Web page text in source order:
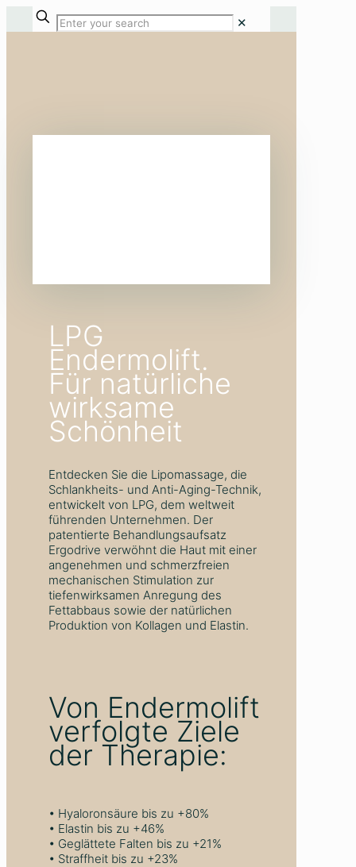
✕
LPG
Endermolift.
Für natürliche
wirksame
Schönheit
Entdecken Sie die Lipomassage, die
Schlankheits- und Anti-Aging-Technik,
entwickelt von LPG, dem weltweit
führenden Unternehmen. Der
patentierte Behandlungsaufsatz
Ergodrive verwöhnt die Haut mit einer
angenehmen und schmerzfreien
mechanischen Stimulation zur
tiefenwirksamen Anregung des
Fettabbaus sowie der natürlichen
Produktion von Kollagen und Elastin.
Von Endermolift
verfolgte Ziele
der Therapie:
• Hyaloronsäure bis zu +80%
• Elastin bis zu +46%
• Geglättete Falten bis zu +21%
• Straffheit bis zu +23%